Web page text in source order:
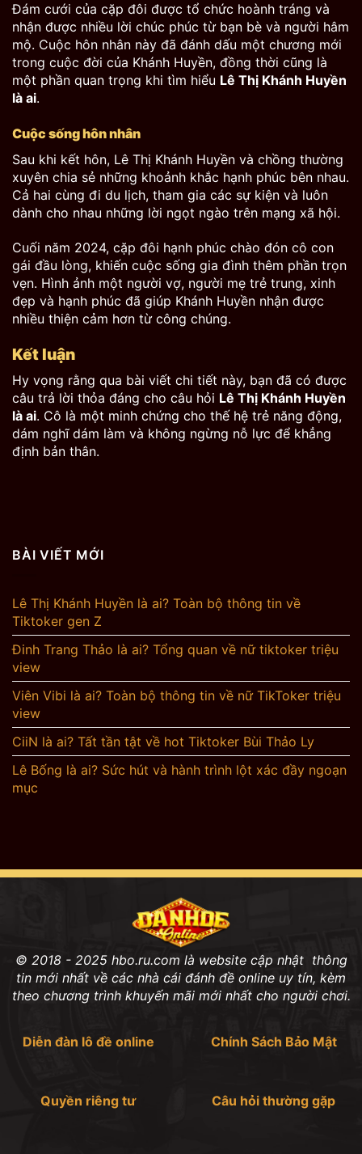
Đám cưới của cặp đôi được tổ chức hoành tráng và
nhận được nhiều lời chúc phúc từ bạn bè và người hâm
mộ. Cuộc hôn nhân này đã đánh dấu một chương mới
trong cuộc đời của Khánh Huyền, đồng thời cũng là
một phần quan trọng khi tìm hiểu Lê Thị Khánh Huyền
là ai.
Cuộc sống hôn nhân
Sau khi kết hôn, Lê Thị Khánh Huyền và chồng thường
xuyên chia sẻ những khoảnh khắc hạnh phúc bên nhau.
Cả hai cùng đi du lịch, tham gia các sự kiện và luôn
dành cho nhau những lời ngọt ngào trên mạng xã hội.
Cuối năm 2024, cặp đôi hạnh phúc chào đón cô con
gái đầu lòng, khiến cuộc sống gia đình thêm phần trọn
vẹn. Hình ảnh một người vợ, người mẹ trẻ trung, xinh
đẹp và hạnh phúc đã giúp Khánh Huyền nhận được
nhiều thiện cảm hơn từ công chúng.
Kết luận
Hy vọng rằng qua bài viết chi tiết này, bạn đã có được
câu trả lời thỏa đáng cho câu hỏi Lê Thị Khánh Huyền
là ai. Cô là một minh chứng cho thế hệ trẻ năng động,
dám nghĩ dám làm và không ngừng nỗ lực để khẳng
định bản thân.
BÀI VIẾT MỚI
Lê Thị Khánh Huyền là ai? Toàn bộ thông tin về
Tiktoker gen Z
Đinh Trang Thảo là ai? Tổng quan về nữ tiktoker triệu
view
Viên Vibi là ai? Toàn bộ thông tin về nữ TikToker triệu
view
CiiN là ai? Tất tần tật về hot Tiktoker Bùi Thảo Ly
Lê Bống là ai? Sức hút và hành trình lột xác đầy ngoạn
mục
© 2018 - 2025 hbo.ru.com là website cập nhật thông
tin mới nhất về các nhà cái đánh đề online uy tín, kèm
theo chương trình khuyến mãi mới nhất cho người chơi.
Diễn đàn lô đề online Chính Sách Bảo Mật
Quyền riêng tư Câu hỏi thường gặp